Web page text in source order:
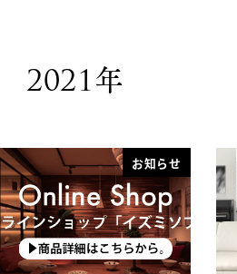
2021年
お知らせ